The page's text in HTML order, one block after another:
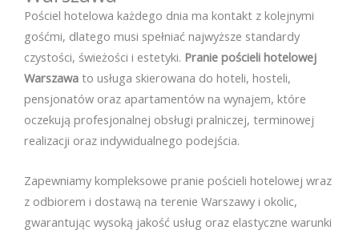
Pościel hotelowa każdego dnia ma kontakt z kolejnymi
gośćmi, dlatego musi spełniać najwyższe standardy
czystości, świeżości i estetyki. Pranie pościeli hotelowej
Warszawa to usługa skierowana do hoteli, hosteli,
pensjonatów oraz apartamentów na wynajem, które
oczekują profesjonalnej obsługi pralniczej, terminowej
realizacji oraz indywidualnego podejścia.
Zapewniamy kompleksowe pranie pościeli hotelowej wraz
z odbiorem i dostawą na terenie Warszawy i okolic,
gwarantując wysoką jakość usług oraz elastyczne warunki